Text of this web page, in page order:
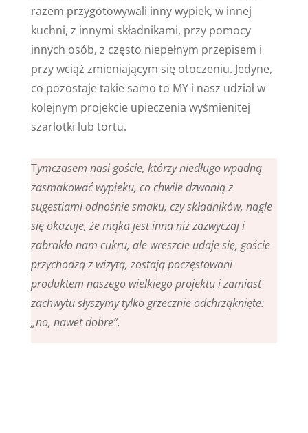
razem przygotowywali inny wypiek, w innej
kuchni, z innymi składnikami, przy pomocy
innych osób, z często niepełnym przepisem i
przy wciąż zmieniającym się otoczeniu. Jedyne,
co pozostaje takie samo to MY i nasz udział w
kolejnym projekcie upieczenia wyśmienitej
szarlotki lub tortu.
Tymczasem nasi goście, którzy niedługo wpadną
zasmakować wypieku, co chwile dzwonią z
sugestiami odnośnie smaku, czy składników, nagle
się okazuje, że mąka jest inna niż zazwyczaj i
zabrakło nam cukru, ale wreszcie udaje się, goście
przychodzą z wizytą, zostają poczęstowani
produktem naszego wielkiego projektu i zamiast
zachwytu słyszymy tylko grzecznie odchrząknięte:
„no, nawet dobre”.